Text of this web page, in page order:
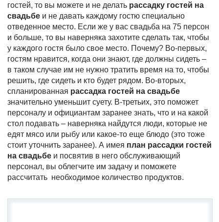
гостей, то вы можете и не делать рассадку гостей на
свадьбе и не давать каждому гостю специально
отведенное место. Если же у вас свадьба на 75 персон
и больше, то вы наверняка захотите сделать так, чтобы
у каждого гостя было свое место. Почему? Во-первых,
гостям нравится, когда они знают, где должны сидеть –
в таком случае им не нужно тратить время на то, чтобы
решить, где сидеть и кто будет рядом. Во-вторых,
спланированная рассадка гостей на свадьбе
значительно уменьшит суету. В-третьих, это поможет
персоналу и официантам заранее знать, что и на какой
стол подавать – наверняка найдутся люди, которые не
едят мясо или рыбу или какое-то еще блюдо (это тоже
стоит уточнить заранее). А имея план рассадки гостей
на свадьбе и посвятив в него обслуживающий
персонал, вы облегчите им задачу и поможете
рассчитать необходимое количество продуктов.